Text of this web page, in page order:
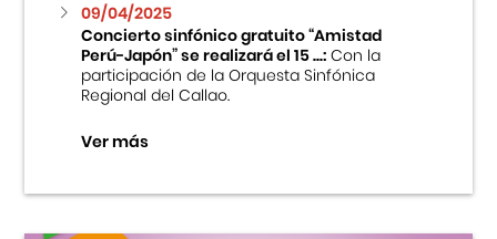
09/04/2025
Concierto sinfónico gratuito “Amistad
Perú-Japón” se realizará el 15 ...:Con la
participación de la Orquesta Sinfónica
Regional del Callao.
Ver más